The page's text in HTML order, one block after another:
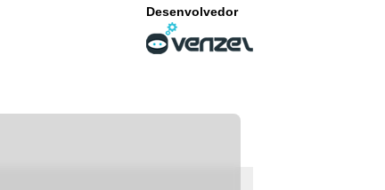
Desenvolvedor